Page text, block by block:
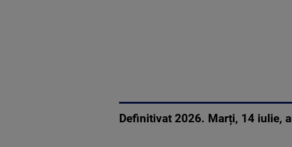
Definitivat 2026. Marți, 14 iulie,